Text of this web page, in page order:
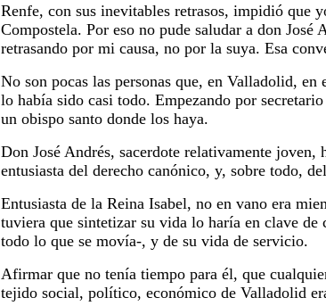
Renfe, con sus inevitables retrasos, impidió que
Compostela. Por eso no pude saludar a don
retrasando por mi causa, no por la suya. Esa
No son pocas las personas que, en Valladolid,
lo había sido casi todo. Empezando por
un obispo santo donde los haya.
Don José Andrés, sacerdote relativamente
entusiasta del derecho canónico, y, sobre todo,
Entusiasta de la Reina Isabel, no en vano era
tuviera que sintetizar su vida lo haría en clave de
todo lo que se movía-, y de su vida de servicio.
Afirmar que no tenía tiempo para él, que
tejido social, político, económico de Valladolid